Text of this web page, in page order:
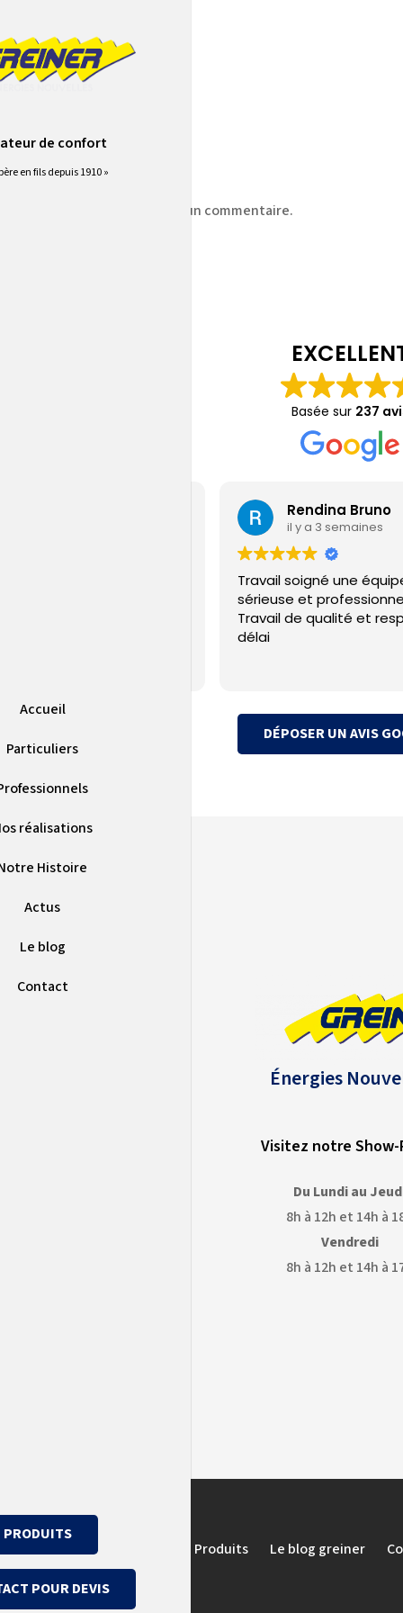
de confort
en fils depuis 1910 »
Accueil
Particuliers
réalisations
Histoire
Actus
Le blog
Contact
PRODUITS
POUR DEVIS
03-e1418320278647
pour publier un commentaire.
Basée sur 237
Rendina Bruno
il y a 3 semaines
Travail soigné une
sérieuse et
Travail de qualité et
délai
DÉPOSER UN AVIS
Énergies
Visitez notre Show-
Du Lundi au
8h à 12h et 14h à
Vendredi
8h à 12h et 14h à
et avis clients Produits Le blog greiner